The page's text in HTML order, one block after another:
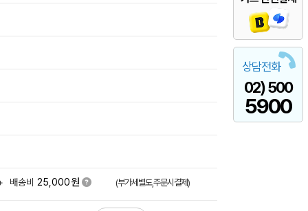
상담전화
02) 500
5900
배송비 25,000원 (부가세별도,주문시결제)